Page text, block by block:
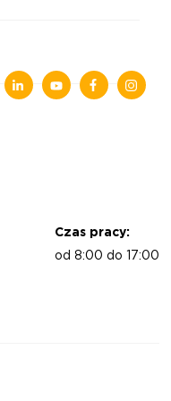
Czas pracy:
od 8:00 do 17:00